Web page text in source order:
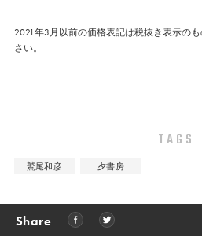
2021年3月以前の価格表記は税抜き表示の
さい。
TAGS
鷲尾和彦 夕書房
Share